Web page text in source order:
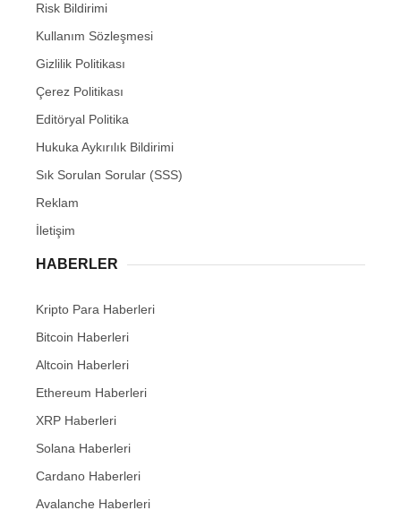
Risk Bildirimi
Kullanım Sözleşmesi
Gizlilik Politikası
Çerez Politikası
Editöryal Politika
Hukuka Aykırılık Bildirimi
Sık Sorulan Sorular (SSS)
Reklam
İletişim
HABERLER
Kripto Para Haberleri
Bitcoin Haberleri
Altcoin Haberleri
Ethereum Haberleri
XRP Haberleri
Solana Haberleri
Cardano Haberleri
Avalanche Haberleri